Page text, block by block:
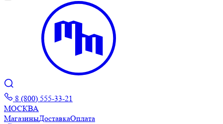
8 (800) 555-33-21
МОСКВА
МагазиныДоставкаОплата